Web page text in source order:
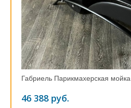
Габриель Парикмахерская мойка
46 388 руб.